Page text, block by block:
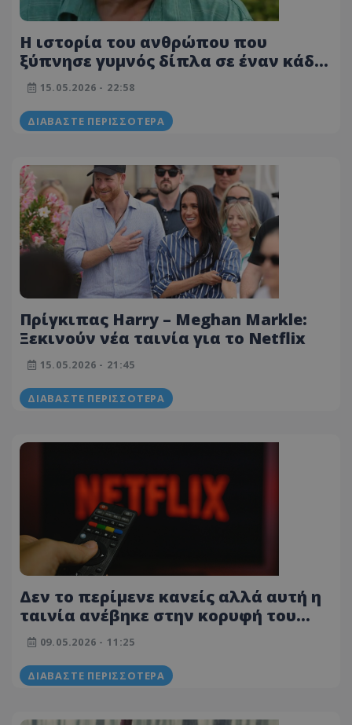
Η ιστορία του ανθρώπου που
ξύπνησε γυμνός δίπλα σε έναν κάδο
και δεν ήξερε ποιος είναι
15.05.2026 - 22:58
ΔΙΑΒΆΣΤΕ ΠΕΡΙΣΣΌΤΕΡΑ
Πρίγκιπας Harry – Meghan Markle:
Ξεκινούν νέα ταινία για το Netflix
15.05.2026 - 21:45
ΔΙΑΒΆΣΤΕ ΠΕΡΙΣΣΌΤΕΡΑ
Δεν το περίμενε κανείς αλλά αυτή η
ταινία ανέβηκε στην κορυφή του
Netflix - Ποιος ο λόγος
09.05.2026 - 11:25
ΔΙΑΒΆΣΤΕ ΠΕΡΙΣΣΌΤΕΡΑ